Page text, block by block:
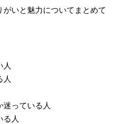
いと魅力についてまとめて
人
人
迷っている人
る人